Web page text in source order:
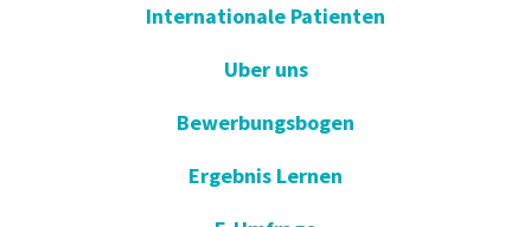
Internationale Patienten
Uber uns
Bewerbungsbogen
Ergebnis Lernen